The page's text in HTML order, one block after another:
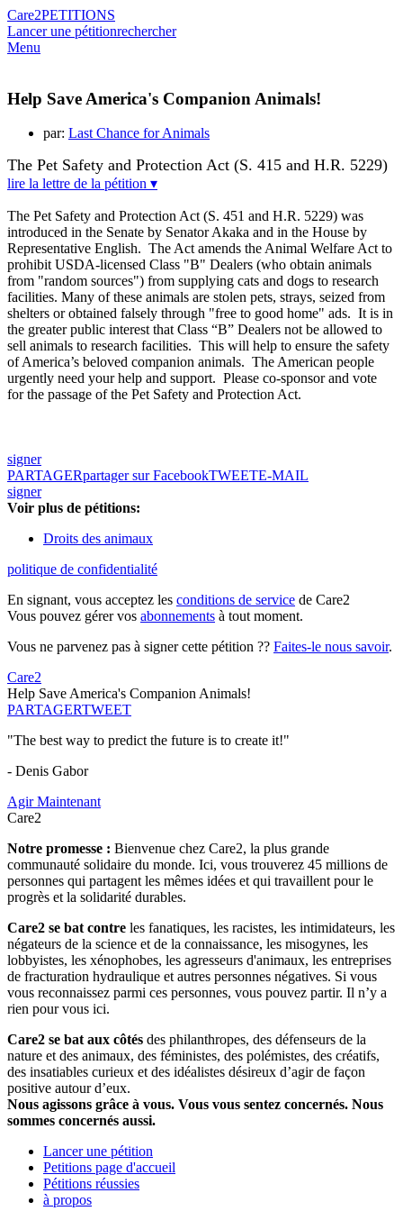
Care2PETITIONS
Lancer une pétitionrechercher
Menu
Help Save America's Companion Animals!
par: Last Chance for Animals
The Pet Safety and Protection Act (S. 415 and H.R. 5229)
lire la lettre de la pétition ▾
The Pet Safety and Protection Act (S. 451 and H.R. 5229) was
introduced in the Senate by Senator Akaka and in the House by
Representative English. The Act amends the Animal Welfare Act to
prohibit USDA-licensed Class "B" Dealers (who obtain animals
from "random sources") from supplying cats and dogs to research
facilities. Many of these animals are stolen pets, strays, seized from
shelters or obtained falsely through "free to good home" ads. It is in
the greater public interest that Class “B” Dealers not be allowed to
sell animals to research facilities. This will help to ensure the safety
of America’s beloved companion animals. TheAmerican people
urgently need your help and support. Please co-sponsor and vote
for the passage of the Pet Safety and Protection Act.
signer
PARTAGERpartager sur FacebookTWEETE-MAIL
signer
Voir plus de pétitions:
Droits des animaux
politique de confidentialité
En signant, vous acceptez les conditions de service de Care2
Vous pouvez gérer vos abonnements à tout moment.
Vous ne parvenez pas à signer cette pétition ?? Faites-le nous savoir.
Care2
Help Save America's Companion Animals!
PARTAGERTWEET
"The best way to predict the future is to create it!"
- Denis Gabor
Agir Maintenant
Care2
Notre promesse : Bienvenue chez Care2, la plus grande
communauté solidaire du monde. Ici, vous trouverez 45 millions de
personnes qui partagent les mêmes idées et qui travaillent pour le
progrès et la solidarité durables.
Care2 se bat contre les fanatiques, les racistes, les intimidateurs, les
négateurs de la science et de la connaissance, les misogynes, les
lobbyistes, les xénophobes, les agresseurs d'animaux, les entreprises
de fracturation hydraulique et autres personnes négatives. Si vous
vous reconnaissez parmi ces personnes, vous pouvez partir. Il n’y a
rien pour vous ici.
Care2 se bat aux côtés des philanthropes, des défenseurs de la
nature et des animaux, des féministes, des polémistes, des créatifs,
des insatiables curieux et des idéalistes désireux d’agir de façon
positive autour d’eux.
Nous agissons grâce à vous. Vous vous sentez concernés. Nous
sommes concernés aussi.
Lancer une pétition
Petitions page d'accueil
Pétitions réussies
à propos